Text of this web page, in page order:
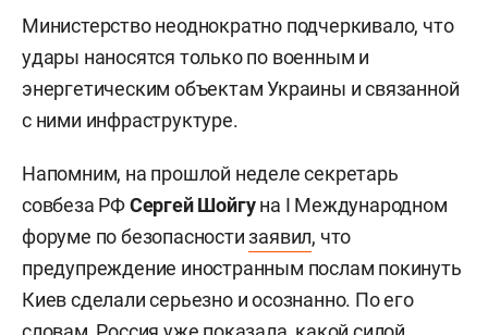
Министерство неоднократно подчеркивало, что
удары наносятся только по военным и
энергетическим объектам Украины и связанной
с ними инфраструктуре.
Напомним, на прошлой неделе секретарь
совбеза РФСергей Шойгуна I Международном
форуме по безопасностизаявил, что
предупреждение иностранным послам покинуть
Киев сделали серьезно и осознанно. По его